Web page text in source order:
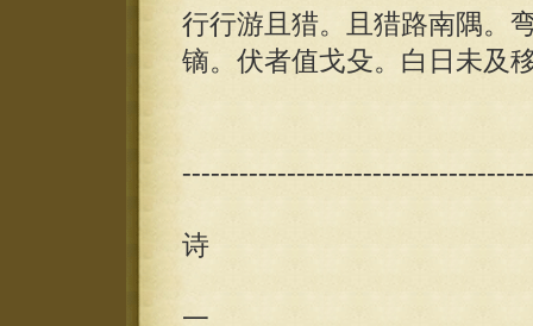
行行游且猎。且猎路南隅。
镝。伏者值戈殳。白日未及
诗
一